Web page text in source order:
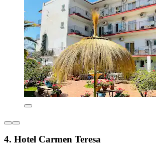
4. Hotel Carmen Teresa